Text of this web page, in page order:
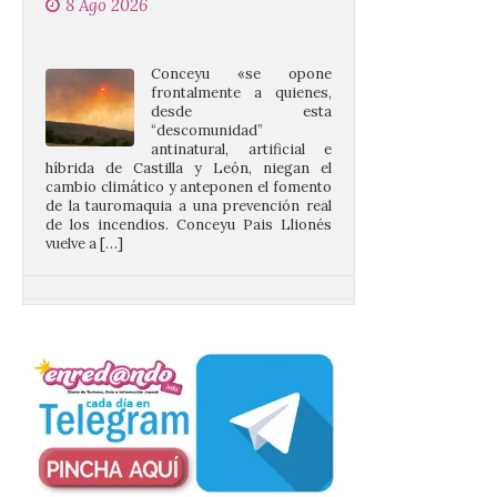
“descomunidad”
antinatural, artificial e
híbrida de Castilla y León, niegan el
cambio climático y anteponen el fomento
de la tauromaquia a una prevención real
de los incendios. Conceyu Pais Llionés
vuelve a […]
eclipse
8 Ago 2026
El TUS cuenta con líneas
que llegan a la zona en